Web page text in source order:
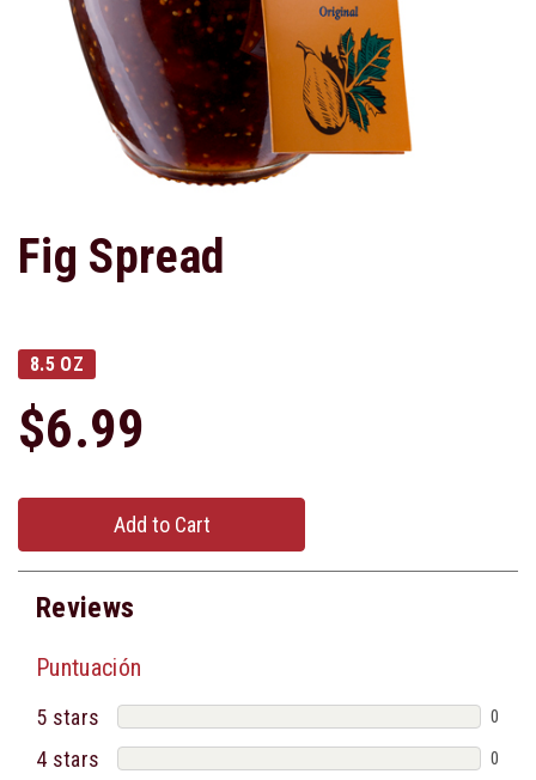
Fig Spread
8.5 OZ
$6.99
Add to Cart
Reviews
Puntuación
5 stars 0
4 stars 0